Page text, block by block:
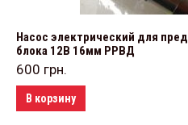
Насос электрический для
блока 12В 16мм РРВД
600 грн.
В корзину